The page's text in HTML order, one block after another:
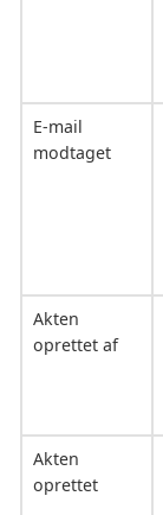
E-mail
modtaget
Akten
oprettet af
Akten
oprettet